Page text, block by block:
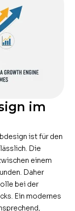
im
ist für den
Die
einem
Daher
bei der
Ein modernes